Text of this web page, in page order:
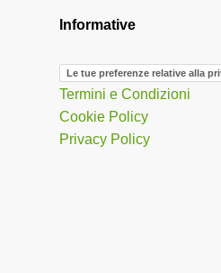
Informative
Le tue preferenze relative alla
Termini e Condizioni
Cookie Policy
Privacy Policy